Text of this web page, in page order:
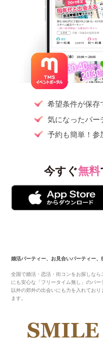
希望条件が保存
気になったパー
予約も簡単！参
今すぐ無料
婚活パーティー、お見合いパーティー、
全国で婚活・恋活・街コンをお探しな
にも安心な「フリータイム無し」のパ
以外の郊外の出会いにも力を入れてお
ます。